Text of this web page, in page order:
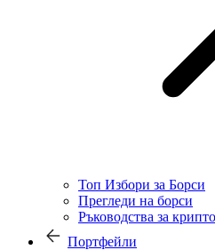
Топ Избори за Борси
Прегледи на борси
Ръководства за
Портфейли